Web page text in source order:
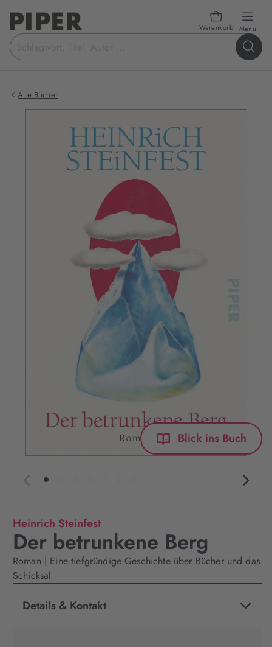
Warenkorb Menü
Suchbegriff
eingeben
Alle Bücher
Blick ins Buch
Produktbilder
Heinrich Steinfest
Der betrunkene Berg
Roman | Eine tiefgründige Geschichte über Bücher und das
Schicksal
Details & Kontakt